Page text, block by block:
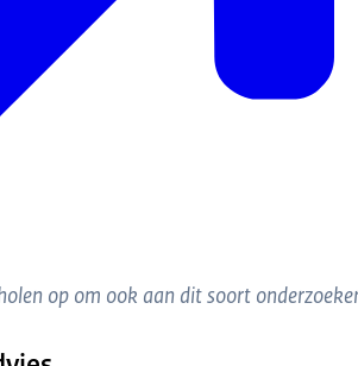
op om ook aan dit soort